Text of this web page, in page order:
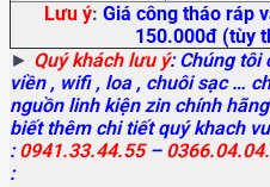
Lưu ý: Giá công tháo ráp
150.000đ (tùy
► Quý khách lưu ý: Chúng tôi
viền , wifi , loa , chuôi sạc …
nguồn linh kiện zin chính
biết thêm chi tiết quý khach
:0941.33.44.55–
: